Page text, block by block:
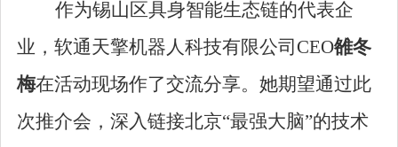
作为锡山区具身智能生态链的代表企
业，软通天擎机器人科技有限公司CEO雒冬
梅在活动现场作了交流分享。她期望通过此
次推介会，深入链接北京“最强大脑”的技术